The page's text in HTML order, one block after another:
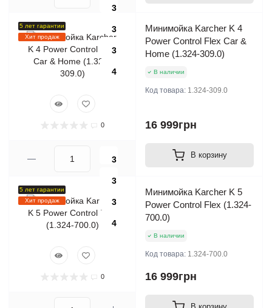
5 лет гарантии
Хит продаж
3
3
3
4
0
Минимойка Karcher K 4
Power Control Flex Car &
Home (1.324-309.0)
В наличии
Код товара: 1.324-309.0
16 999грн
В корзину
5 лет гарантии
Хит продаж
3
3
3
4
0
Минимойка Karcher K 5
Power Control Flex (1.324-
700.0)
В наличии
Код товара: 1.324-700.0
16 999грн